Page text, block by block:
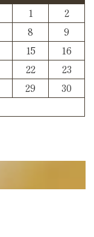
1
2
8
9
15
16
22
23
29
30